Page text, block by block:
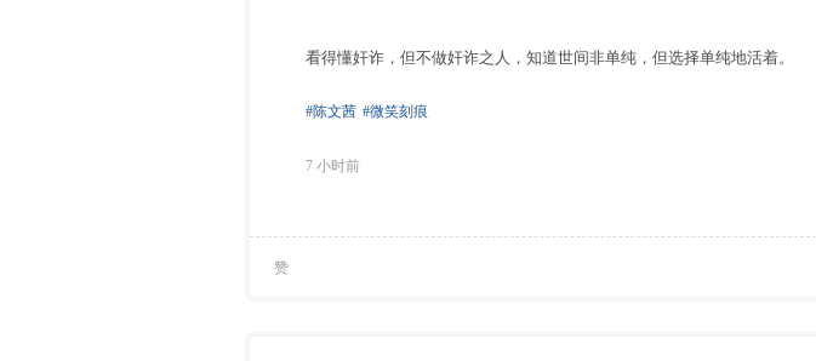
看得懂奸诈，但不做奸诈之人，知道世间非单纯，但选择单纯地活着。
#陈文茜 #微笑刻痕
7 小时前
赞